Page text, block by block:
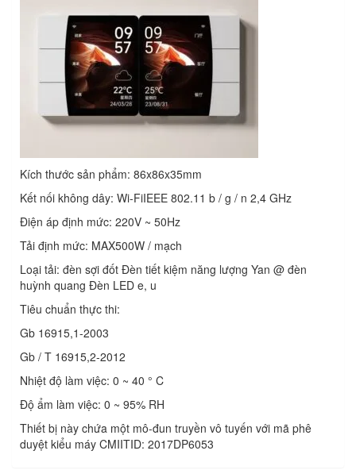
Kích thước sản phẩm: 86x86x35mm
Kết nối không dây: Wi-FiIEEE 802.11 b / g / n 2,4 GHz
Điện áp định mức: 220V ~ 50Hz
Tải định mức: MAX500W / mạch
Loại tải: đèn sợi đốt Đèn tiết kiệm năng lượng Yan @ đèn
huỳnh quang Đèn LED e, u
Tiêu chuẩn thực thi:
Gb 16915,1-2003
Gb / T 16915,2-2012
Nhiệt độ làm việc: 0 ~ 40 ° C
Độ ẩm làm việc: 0 ~ 95% RH
Thiết bị này chứa một mô-đun truyền vô tuyến với mã phê
duyệt kiểu máy CMIITID: 2017DP6053